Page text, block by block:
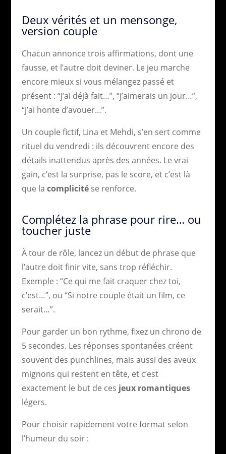
Deux vérités et un mensonge,
version couple
Chacun annonce trois affirmations, dont une
fausse, et l’autre doit deviner. Le jeu marche
encore mieux si vous mélangez passé et
présent : “j’ai déjà fait…”, “j’aimerais un jour…”,
“j’ai honte d’avouer…”.
Un couple fictif, Lina et Mehdi, s’en sert comme
rituel du vendredi : ils découvrent encore des
détails inattendus après des années. Le vrai
gain, c’est la surprise, pas le score, et c’est là
que la complicitése renforce.
Complétez la phrase pour rire… ou
toucher juste
À tour de rôle, lancez un début de phrase que
l’autre doit finir vite, sans trop réfléchir.
Exemple : “Ce qui me fait craquer chez toi,
c’est…”, ou “Si notre couple était un film, ce
serait…”.
Pour garder un bon rythme, fixez un chrono de
5 secondes. Les réponses spontanées créent
souvent des punchlines, mais aussi des aveux
mignons qui restent en tête, et c’est
exactement le but de ces jeux romantiques
légers.
Pour choisir rapidement votre format selon
l’humeur du soir :